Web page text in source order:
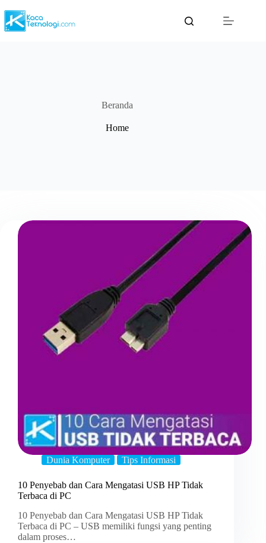
to
content
Beranda
Home
Dunia Komputer Tips Informasi
10 Penyebab dan Cara Mengatasi USB HP Tidak
Terbaca di PC
10 Penyebab dan Cara Mengatasi USB HP Tidak
Terbaca di PC – USB memiliki fungsi yang penting
dalam proses…